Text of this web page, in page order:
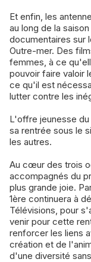
Et enfin, les
au long de la
documentaires sur
Outre-mer. Des
femmes, à ce
pouvoir faire valoir
ce qu'il est
lutter contre les
L'offre jeunesse du pôle Outre-mer pour les 8-12 ans place
sa rentrée sous le
les autres.
Au cœur des trois
accompagnés du
plus grande joie.
1ère continuera à
Télévisions, pour
venir pour cette
renforcer les liens
création et de
d'une diversité